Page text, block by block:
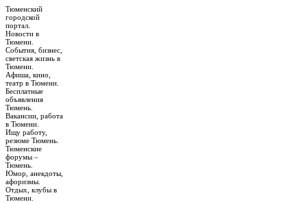
Тюменский
городской
портал.
Новости в
Тюмени.
События, бизнес,
светская жизнь в
Тюмени.
Афиша, кино,
театр в Тюмени.
Бесплатные
объявления
Тюмень.
Вакансии, работа
в Тюмени.
Ищу работу,
резюме Тюмень.
Тюменские
форумы –
Тюмень.
Юмор, анекдоты,
афоризмы.
Отдых, клубы в
Тюмени.